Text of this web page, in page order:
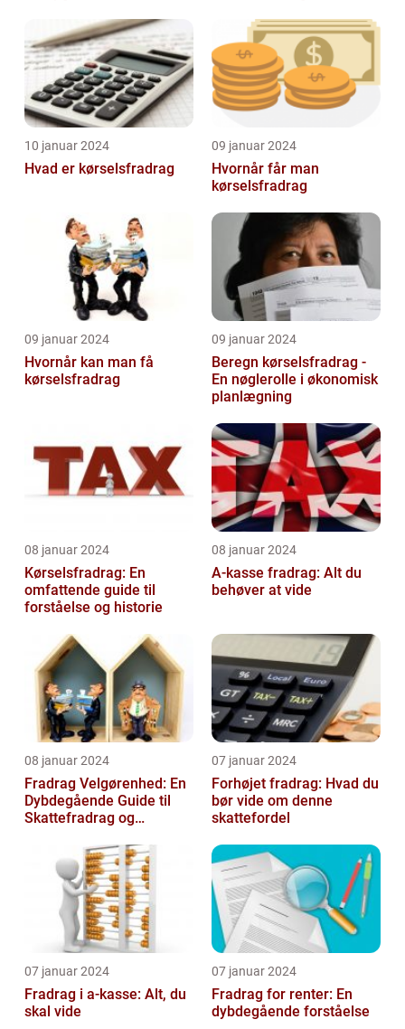
10 januar 2024
Hvad er kørselsfradrag
09 januar 2024
Hvornår får man
kørselsfradrag
09 januar 2024
Hvornår kan man få
kørselsfradrag
09 januar 2024
Beregn kørselsfradrag -
En nøglerolle i økonomisk
planlægning
08 januar 2024
Kørselsfradrag: En
omfattende guide til
forståelse og historie
08 januar 2024
A-kasse fradrag: Alt du
behøver at vide
08 januar 2024
Fradrag Velgørenhed: En
Dybdegående Guide til
Skattefradrag og
07 januar 2024
Forhøjet fradrag: Hvad du
bør vide om denne
skattefordel
07 januar 2024
Fradrag i a-kasse: Alt, du
skal vide
07 januar 2024
Fradrag for renter: En
dybdegående forståelse